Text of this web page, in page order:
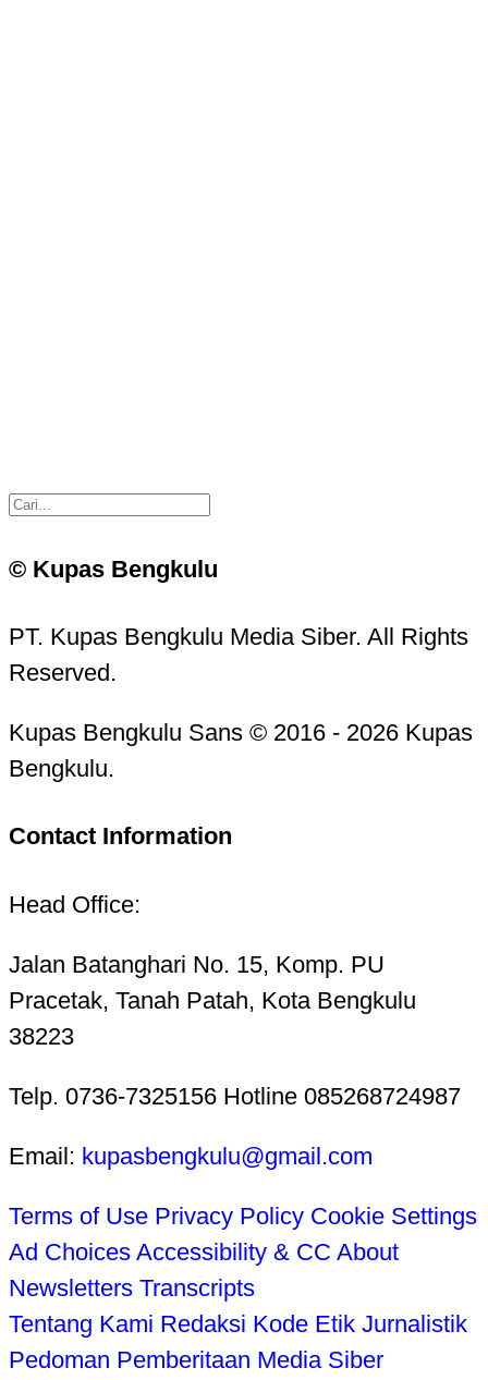
© Kupas Bengkulu
PT. Kupas Bengkulu Media Siber. All Rights
Reserved.
Kupas Bengkulu Sans © 2016 - 2026 Kupas
Bengkulu.
Contact Information
Head Office:
Jalan Batanghari No. 15, Komp. PU
Pracetak, Tanah Patah, Kota Bengkulu
38223
Telp. 0736-7325156 Hotline 085268724987
Email: kupasbengkulu@gmail.com
Terms of Use Privacy Policy Cookie Settings
Ad Choices Accessibility & CC About
Newsletters Transcripts
Tentang Kami Redaksi Kode Etik Jurnalistik
Pedoman Pemberitaan Media Siber